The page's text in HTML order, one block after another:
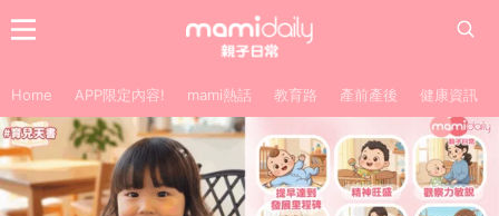
Home APP限定內容! mami熱話 教育路 產前產後 健康資訊